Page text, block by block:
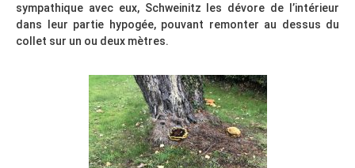
sympathique avec eux, Schweinitz les dévore de l’intérieur
dans leur partie hypogée, pouvant remonter au dessus du
collet sur un ou deux mètres.